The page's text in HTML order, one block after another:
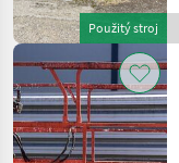
Použitý stroj